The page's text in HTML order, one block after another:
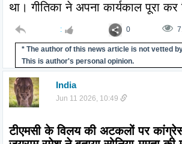
था। गीतिका ने अपना कार्यकाल पूरा कर
: 0
* The author of this news article is not vetted
This is author's personal opinion.
India
Jun 11 2026, 10:49
टीएमसी के विलय की अटकलों पर कांग्रेस